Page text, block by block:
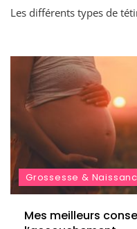
Les différents types de
Grossesse &
Mes meilleurs